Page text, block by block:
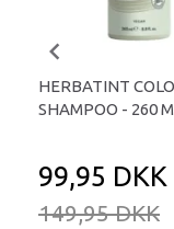
HERBATINT
SHAMPOO - 260
99,95 DKK
149,95 DKK